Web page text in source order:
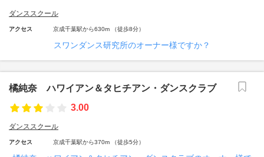
ダンススクール
アクセス 京成千葉駅から630m （徒歩8分）
スワンダンス研究所のオーナー様ですか？
橘純奈 ハワイアン＆タヒチアン・ダンスクラブ
3.00
ダンススクール
アクセス 京成千葉駅から370m （徒歩5分）